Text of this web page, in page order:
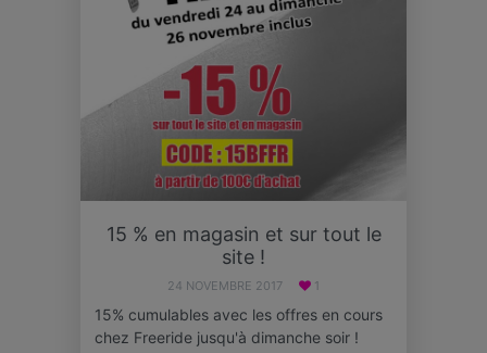
15 % en magasin et sur tout le
site !
24 NOVEMBRE 2017 1
15% cumulables avec les offres en cours
chez Freeride jusqu'à dimanche soir !